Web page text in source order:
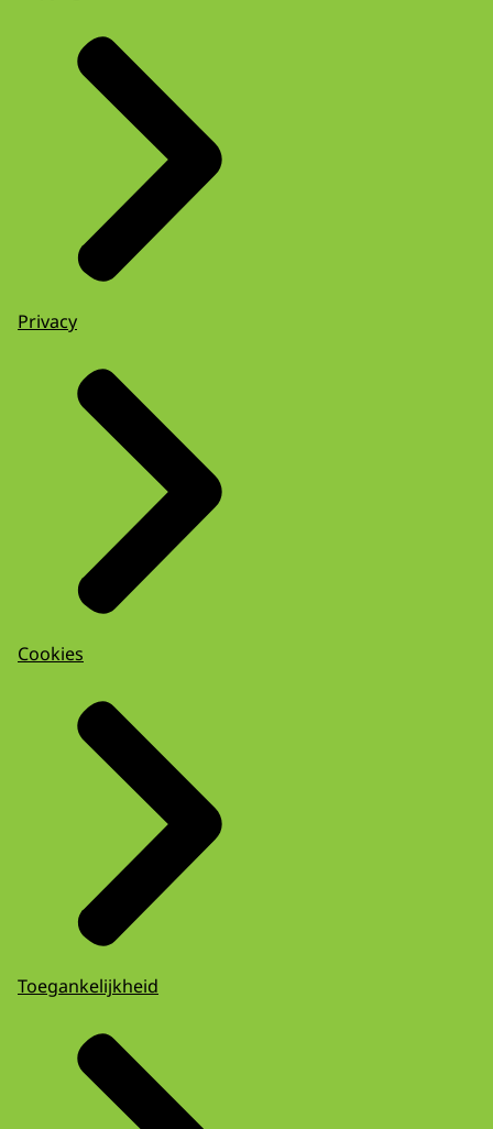
Privacy
Cookies
Toegankelijkheid